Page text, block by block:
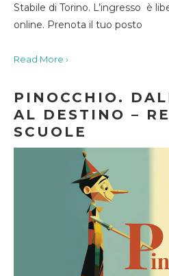
Stabile di Torino. L’ingresso è
online. Prenota il tuo posto
Read More ›
PINOCCHIO.
AL DESTINO –
SCUOLE